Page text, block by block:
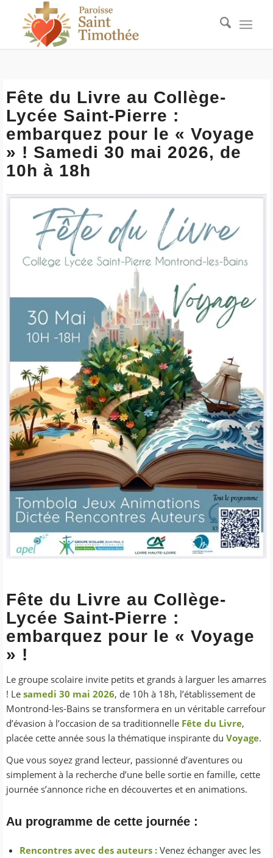
Fête du Livre au Collège-
Lycée Saint-Pierre :
embarquez pour le « Voyage
» ! Samedi 30 mai 2026, de
10h à 18h
Fête du Livre au Collège-
Lycée Saint-Pierre :
embarquez pour le « Voyage
» !
Le groupe scolaire invite petits et grands à larguer les amarres
! Le samedi 30 mai 2026, de 10h à 18h, l’établissement de
Montrond-les-Bains se transformera en un véritable carrefour
d’évasion à l’occasion de sa traditionnelle Fête du Livre,
placée cette année sous la thématique inspirante du Voyage.
Que vous soyez grand lecteur, passionné d’aventures ou
simplement à la recherche d’une belle sortie en famille, cette
journée s’annonce riche en découvertes et en animations.
Au programme de cette journée :
Rencontres avec des auteurs : Venez échanger avec les